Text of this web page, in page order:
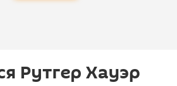
Рутгер Хауэр